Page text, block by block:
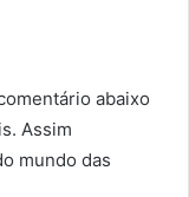
abaixo
Assim
mundo das